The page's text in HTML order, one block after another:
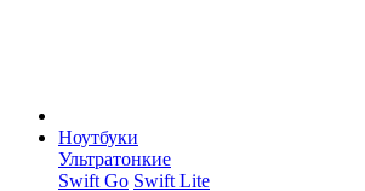
Ноутбуки
Ультратонкие
Swift Go Swift Lite